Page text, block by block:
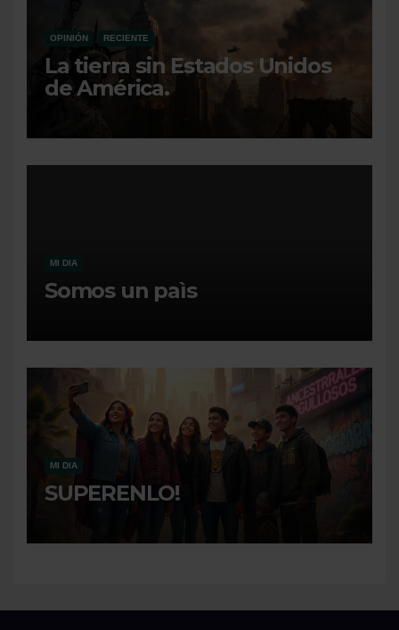
OPINIÓN RECIENTE
La tierra sin Estados Unidos
de América.
MI DIA
Somos un paìs
MI DIA
SUPERENLO!